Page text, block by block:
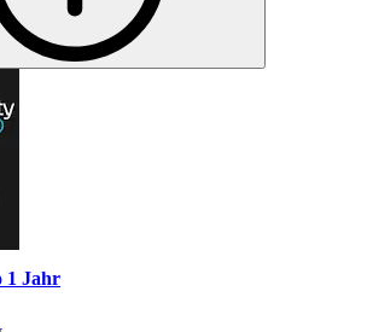
1 Jahr